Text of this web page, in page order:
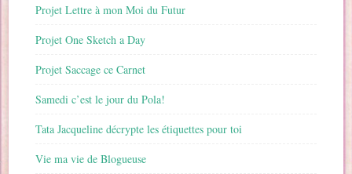
Projet Lettre à mon Moi du Futur
Projet One Sketch a Day
Projet Saccage ce Carnet
Samedi c’est le jour du Pola!
Tata Jacqueline décrypte les étiquettes pour toi
Vie ma vie de Blogueuse